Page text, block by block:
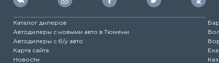
Каталог дилеров
Автодилеры с новыми авто в Тюмени
Автодилеры с б/у авто
Карта сайта
Новости